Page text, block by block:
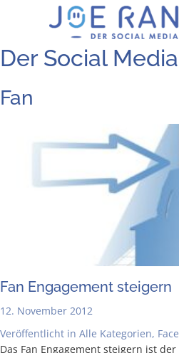
Der Social
Fan
Fan Enga­ge­ment steigern
12. November 2012
Veröffentlicht in Alle Kategorien,
Das Fan Enga­ge­ment stei­gern ist